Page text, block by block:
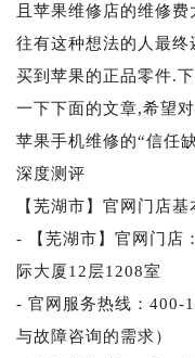
且苹果维修店的维修
往有这种想法的人最
买到苹果的正品零件.
一下下面的文章,希望
苹果手机维修的“信任
深度测评
【芜湖市】官网门店基
- 【芜湖市】官网门店
际大厦12层1208室
- 官网服务热线：400-
与故障咨询的需求）